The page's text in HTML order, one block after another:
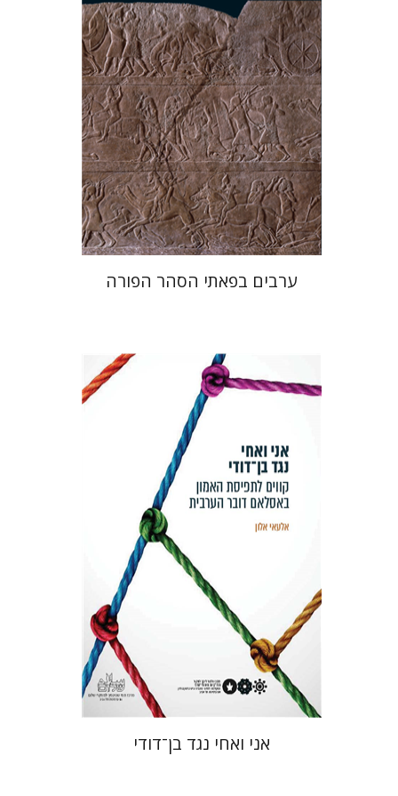
הנחת אתר ספר מודפס
$42
$38
ערבים בפאתי הסהר הפורה
אני ואחי נגד בן־דודי